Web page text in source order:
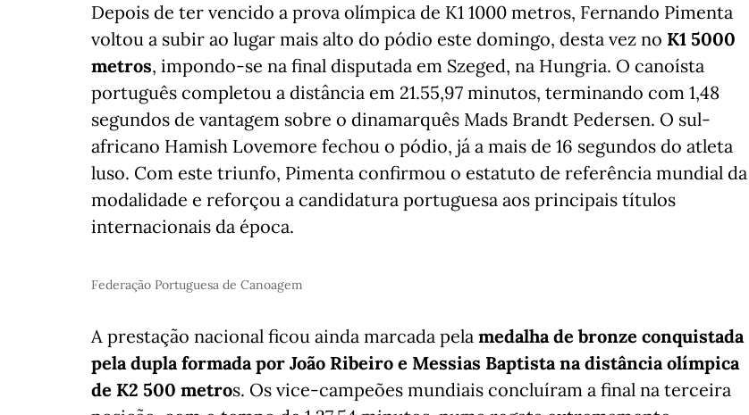
Depois de ter vencido a prova olímpica de K1 1000 metros, Fernando Pimenta
voltou a subir ao lugar mais alto do pódio este domingo, desta vez no K1 5000
metros, impondo-se na final disputada em Szeged, na Hungria. O canoísta
português completou a distância em 21.55,97 minutos, terminando com 1,48
segundos de vantagem sobre o dinamarquês Mads Brandt Pedersen. O sul-
africano Hamish Lovemore fechou o pódio, já a mais de 16 segundos do atleta
luso. Com este triunfo, Pimenta confirmou o estatuto de referência mundial da
modalidade e reforçou a candidatura portuguesa aos principais títulos
internacionais da época.
Federação Portuguesa de Canoagem
A prestação nacional ficou ainda marcada pela medalha de bronze conquistada
pela dupla formada por João Ribeiro e Messias Baptista na distância olímpica
de K2 500 metros. Os vice-campeões mundiais concluíram a final na terceira